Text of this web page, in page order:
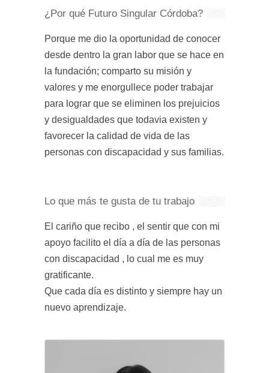
¿Por qué Futuro Singular Córdoba?
Porque me dio la oportunidad de conocer
desde dentro la gran labor que se hace en
la fundación; comparto su misión y
valores y me enorgullece poder trabajar
para lograr que se eliminen los prejuicios
y desigualdades que todavia existen y
favorecer la calidad de vida de las
personas con discapacidad y sus familias.
Lo que más te gusta de tu trabajo
El cariño que recibo , el sentir que con mi
apoyo facilito el día a día de las personas
con discapacidad , lo cual me es muy
gratificante.
Que cada día es distinto y siempre hay un
nuevo aprendizaje.